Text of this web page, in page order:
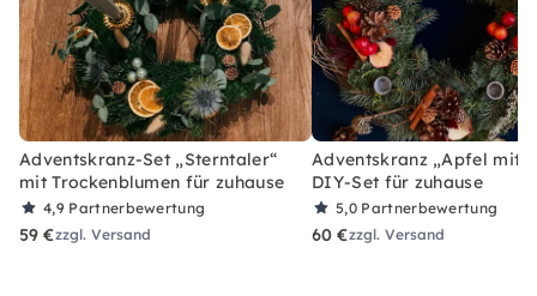
Adventskranz-Set „Sterntaler“
mit Trockenblumen für zuhause
4,9 Partnerbewertung
59 €zzgl. Versand
Adventskranz „Apfel mit
DIY-Set für zuhause
5,0 Partnerbewertung
60 €zzgl. Versand